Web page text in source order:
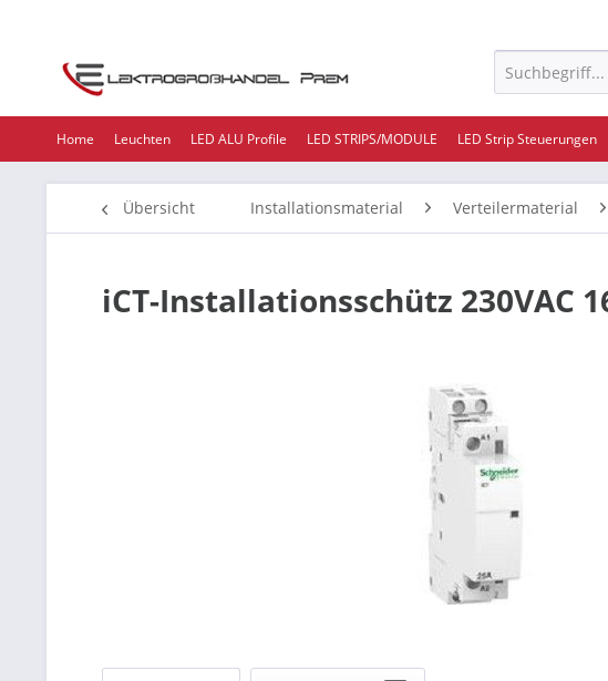
Home Leuchten LED ALU Profile LED STRIPS/MODULE LED Strip Steuerungen
Übersicht Installationsmaterial Verteilermaterial
iCT-Installationsschütz 230VAC